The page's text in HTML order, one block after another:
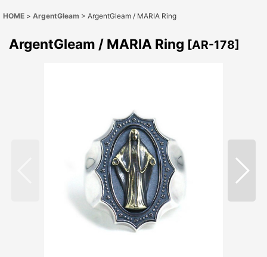
HOME > ArgentGleam > ArgentGleam / MARIA Ring
ArgentGleam / MARIA Ring [AR-178]